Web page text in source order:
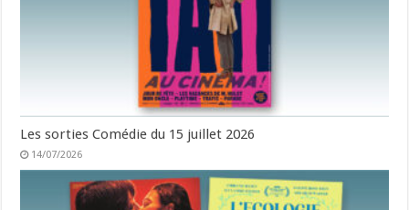
Les sorties Comédie du 15 juillet 2026
14/07/2026